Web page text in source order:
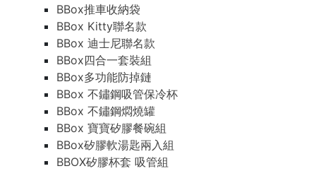
BBox推車收納袋
BBox Kitty聯名款
BBox 迪士尼聯名款
BBox四合一套裝組
BBox多功能防掉鏈
BBox 不鏽鋼吸管保冷杯
BBox 不鏽鋼燜燒罐
BBox 寶寶矽膠餐碗組
BBox矽膠軟湯匙兩入組
BBOX矽膠杯套 吸管組